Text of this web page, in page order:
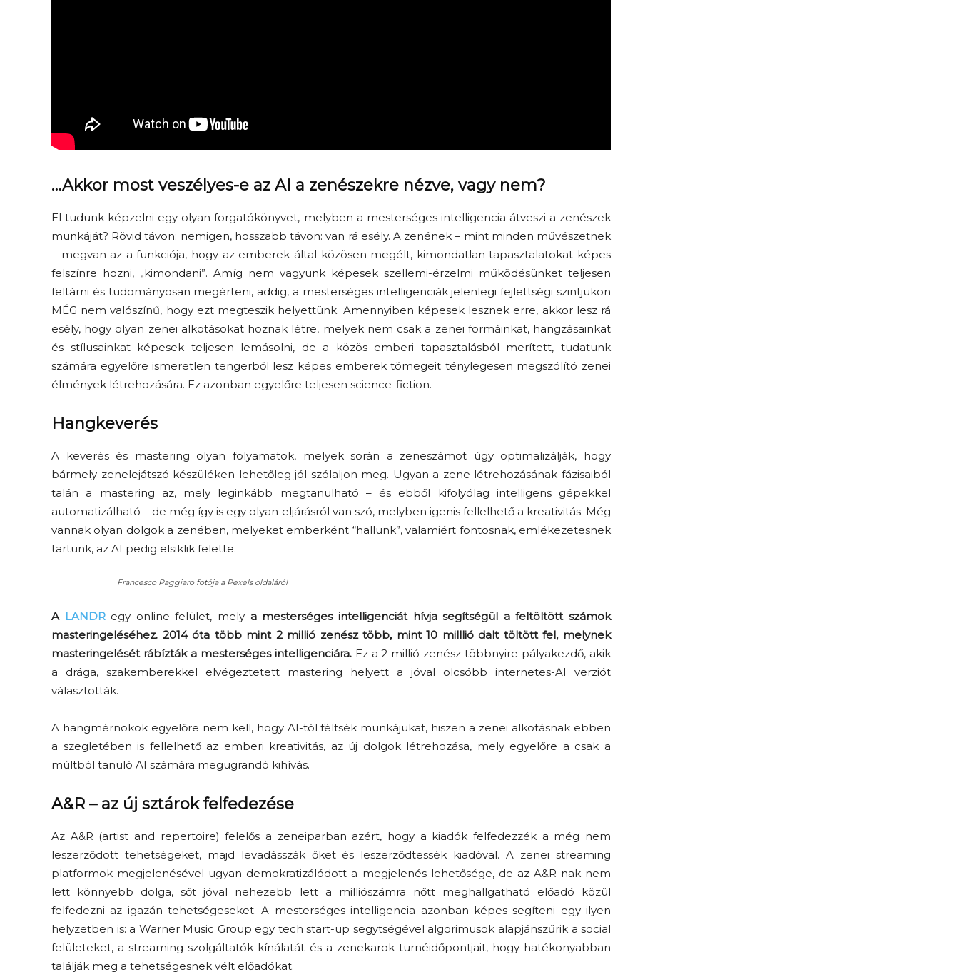
…Akkor most veszélyes-e az AI a zenészekre nézve, vagy nem?
El tudunk képzelni egy olyan forgatókönyvet, melyben a mesterséges intelligencia átveszi a zenészek
munkáját? Rövid távon: nemigen, hosszabb távon: van rá esély. A zenének – mint minden művészetnek
– megvan az a funkciója, hogy az emberek által közösen megélt, kimondatlan tapasztalatokat képes
felszínre hozni, „kimondani”. Amíg nem vagyunk képesek szellemi-érzelmi működésünket teljesen
feltárni és tudományosan megérteni, addig, a mesterséges intelligenciák jelenlegi fejlettségi szintjükön
MÉG nem valószínű, hogy ezt megteszik helyettünk. Amennyiben képesek lesznek erre, akkor lesz rá
esély, hogy olyan zenei alkotásokat hoznak létre, melyek nem csak a zenei formáinkat, hangzásainkat
és stílusainkat képesek teljesen lemásolni, de a közös emberi tapasztalásból merített, tudatunk
számára egyelőre ismeretlen tengerből lesz képes emberek tömegeit ténylegesen megszólító zenei
élmények létrehozására. Ez azonban egyelőre teljesen science-fiction.
Hangkeverés
A keverés és mastering olyan folyamatok, melyek során a zeneszámot úgy optimalizálják, hogy
bármely zenelejátszó készüléken lehetőleg jól szólaljon meg. Ugyan a zene létrehozásának fázisaiból
talán a
mastering
az, mely leginkább megtanulható – és ebből kifolyólag intelligens gépekkel
automatizálható – de még így is egy olyan eljárásról van szó, melyben igenis fellelhető a kreativitás. Még
vannak olyan dolgok a zenében, melyeket emberként “hallunk”, valamiért fontosnak, emlékezetesnek
tartunk, az AI pedig elsiklik felette.
Francesco Paggiaro fotója a Pexels oldaláról
A LANDR egy online felület, mely a mesterséges intelligenciát hívja segítségül a feltöltött számok
masteringeléséhez. 2014 óta több mint 2 millió zenész több, mint 10 milllió dalt töltött fel, melynek
masteringelését rábízták a mesterséges intelligenciára.Ez a 2 millió zenész többnyire pályakezdő, akik
a drága, szakemberekkel elvégeztetett
mastering
helyett a jóval olcsóbb internetes-AI verziót
választották.
A hangmérnökök egyelőre nem kell, hogy AI-tól féltsék munkájukat, hiszen a zenei alkotásnak ebben
a szegletében is fellelhető az emberi kreativitás, az új dolgok létrehozása, mely egyelőre a csak a
múltból tanuló AI számára megugrandó kihívás.
A&R – az új sztárok felfedezése
Az A&R (artist and repertoire) felelős a zeneiparban azért, hogy a kiadók felfedezzék a még nem
leszerződött tehetségeket, majd levadásszák őket és leszerződtessék kiadóval. A zenei streaming
platformok megjelenésével ugyan demokratizálódott a megjelenés lehetősége, de az A&R-nak nem
lett könnyebb dolga, sőt jóval nehezebb lett a milliószámra nőtt meghallgatható előadó közül
felfedezni az igazán tehetségeseket. A mesterséges intelligencia azonban képes segíteni egy ilyen
helyzetben is: a Warner Music Group egy tech start-up segytségével algorimusok alapjánszűrik a social
felületeket, a streaming szolgáltatók kínálatát és a zenekarok turnéidőpontjait, hogy hatékonyabban
találják meg a tehetségesnek vélt előadókat.